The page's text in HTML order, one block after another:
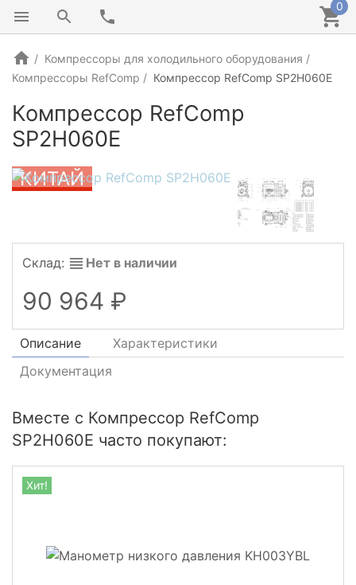
0
Компрессоры для холодильного оборудования
Компрессоры RefComp
Компрессор RefComp SP2H060E
Компрессор RefComp
SP2H060E
КИТАЙ
Склад: Нет в наличии
90 964
Описание
Характеристики
Документация
Вместе с Компрессор RefComp
SP2H060E часто покупают:
Хит!